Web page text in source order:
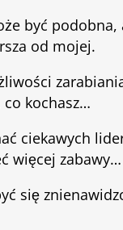
być
od mojej.
kochasz…
ciekawych
więcej zabawy…
się